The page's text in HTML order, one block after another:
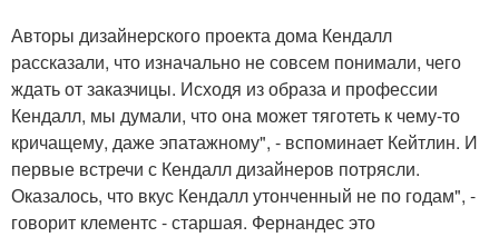
Авторы дизайнерского проекта дома Кендалл
рассказали, что изначально не совсем понимали, чего
ждать от заказчицы. Исходя из образа и профессии
Кендалл, мы думали, что она может тяготеть к чему-то
кричащему, даже эпатажному", - вспоминает Кейтлин. И
первые встречи с Кендалл дизайнеров потрясли.
Оказалось, что вкус Кендалл утонченный не по годам", -
говорит клементс - старшая. Фернандес это